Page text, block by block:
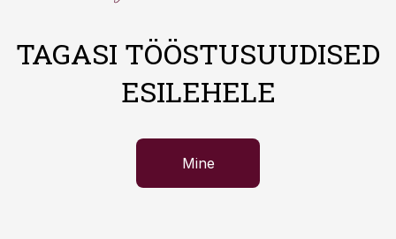
TAGASI TÖÖSTUSUUDISED
ESILEHELE
Mine